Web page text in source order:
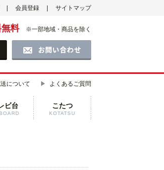
会員登録 サイトマップ
料 ※一部地域・商品を除く
について よくあるご質問
ビ台 こたつ
KOTATSU